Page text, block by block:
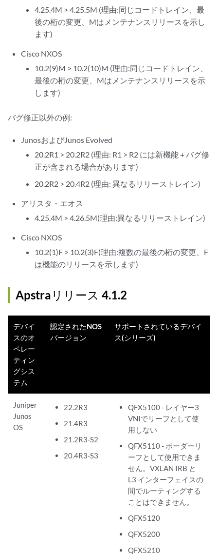
4.25.4M > 4.25.5M (理由:同じコードトレイン、最
後の桁の変更、Mはメンテナンスリリースを示し
ます)
Cisco NXOS
10.2(9)M > 10.2(10)M (理由:同じコードトレイン、
最後の桁の変更、Mはメンテナンスリリースを示
します)
バグ修正以外の例:
JunosおよびJunos Evolved
20.2R1 > 20.2R2 (理由: R1 > R2 には新機能 + バグ修
正が含まれる場合があります)
20.2R2 > 20.4R2 (理由: 異なるリリーストレイン)
アリスタ・エオス
4.25.4M > 4.26.5M(理由:異なるリリーストレイン)
Cisco NXOS
10.2(1)F > 10.2(3)F(理由:複数の最後の桁の変更、F
は機能のリリースを示します)
Apstraリリース 4.1.2
デバイ
スのオ
ペレー
ティン
グシス
テム
認定されたNOS
バージョン
サポートされているデバイ
ス(シリーズ)
Juniper
Junos
OS
22.2R3
21.4R3
21.2R3-S2
20.4R3-S3
QFX5100 - レイヤー3
VNIでリーフとして使
用しない
QFX5110 - ボーダーリ
ーフとして使用できま
せん。VXLAN IRB と
L3 インターフェイスの
間でルーティングする
ことはできません。
QFX5120
QFX5200
QFX5210